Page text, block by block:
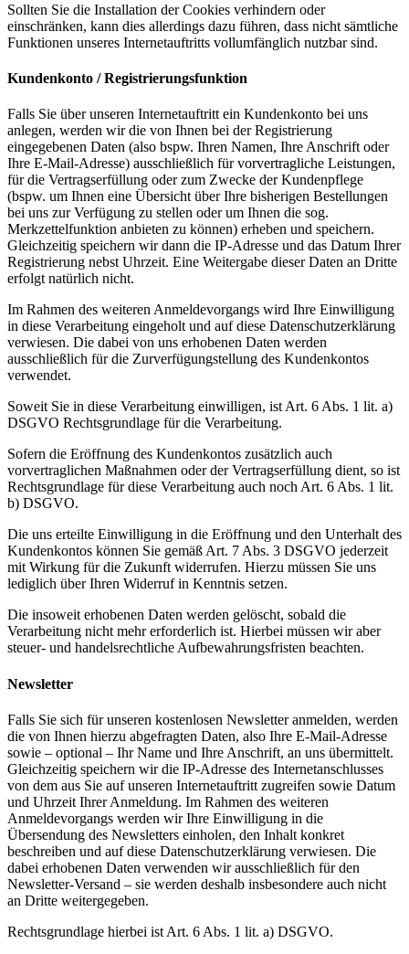
Sollten Sie die Installation der Cookies verhindern oder
einschränken, kann dies allerdings dazu führen, dass nicht sämtliche
Funktionen unseres Internetauftritts vollumfänglich nutzbar sind.
Kundenkonto / Registrierungsfunktion
Falls Sie über unseren Internetauftritt ein Kundenkonto bei uns
anlegen, werden wir die von Ihnen bei der Registrierung
eingegebenen Daten (also bspw. Ihren Namen, Ihre Anschrift oder
Ihre E-Mail-Adresse) ausschließlich für vorvertragliche Leistungen,
für die Vertragserfüllung oder zum Zwecke der Kundenpflege
(bspw. um Ihnen eine Übersicht über Ihre bisherigen Bestellungen
bei uns zur Verfügung zu stellen oder um Ihnen die sog.
Merkzettelfunktion anbieten zu können) erheben und speichern.
Gleichzeitig speichern wir dann die IP-Adresse und das Datum Ihrer
Registrierung nebst Uhrzeit. Eine Weitergabe dieser Daten an Dritte
erfolgt natürlich nicht.
Im Rahmen des weiteren Anmeldevorgangs wird Ihre Einwilligung
in diese Verarbeitung eingeholt und auf diese Datenschutzerklärung
verwiesen. Die dabei von uns erhobenen Daten werden
ausschließlich für die Zurverfügungstellung des Kundenkontos
verwendet.
Soweit Sie in diese Verarbeitung einwilligen, ist Art. 6 Abs. 1 lit. a)
DSGVO Rechtsgrundlage für die Verarbeitung.
Sofern die Eröffnung des Kundenkontos zusätzlich auch
vorvertraglichen Maßnahmen oder der Vertragserfüllung dient, so ist
Rechtsgrundlage für diese Verarbeitung auch noch Art. 6 Abs. 1 lit.
b) DSGVO.
Die uns erteilte Einwilligung in die Eröffnung und den Unterhalt des
Kundenkontos können Sie gemäß Art. 7 Abs. 3 DSGVO jederzeit
mit Wirkung für die Zukunft widerrufen. Hierzu müssen Sie uns
lediglich über Ihren Widerruf in Kenntnis setzen.
Die insoweit erhobenen Daten werden gelöscht, sobald die
Verarbeitung nicht mehr erforderlich ist. Hierbei müssen wir aber
steuer- und handelsrechtliche Aufbewahrungsfristen beachten.
Newsletter
Falls Sie sich für unseren kostenlosen Newsletter anmelden, werden
die von Ihnen hierzu abgefragten Daten, also Ihre E-Mail-Adresse
sowie – optional – Ihr Name und Ihre Anschrift, an uns übermittelt.
Gleichzeitig speichern wir die IP-Adresse des Internetanschlusses
von dem aus Sie auf unseren Internetauftritt zugreifen sowie Datum
und Uhrzeit Ihrer Anmeldung. Im Rahmen des weiteren
Anmeldevorgangs werden wir Ihre Einwilligung in die
Übersendung des Newsletters einholen, den Inhalt konkret
beschreiben und auf diese Datenschutzerklärung verwiesen. Die
dabei erhobenen Daten verwenden wir ausschließlich für den
Newsletter-Versand – sie werden deshalb insbesondere auch nicht
an Dritte weitergegeben.
Rechtsgrundlage hierbei ist Art. 6 Abs. 1 lit. a) DSGVO.